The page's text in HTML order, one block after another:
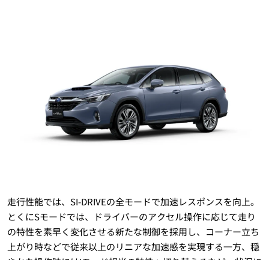
走行性能では、SI-DRIVEの全モードで加速レスポンスを向上。
とくにSモードでは、ドライバーのアクセル操作に応じて走り
の特性を素早く変化させる新たな制御を採用し、コーナー立ち
上がり時などで従来以上のリニアな加速感を実現する一方、穏